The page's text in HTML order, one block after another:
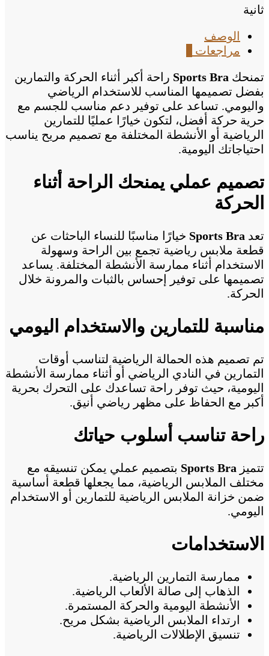
ثانية
الوصف
مراجعات
تمنحك Sports Bra راحة أكبر أثناء الحركة والتمارين
بفضل تصميمها المناسب للاستخدام الرياضي
واليومي. تساعد على توفير دعم مناسب للجسم مع
حرية حركة أفضل، لتكون خيارًا عمليًا للتمارين
الرياضية أو الأنشطة المختلفة مع تصميم مريح يناسب
احتياجاتك اليومية.
تصميم عملي يمنحك الراحة أثناء
الحركة
تعد Sports Bra خيارًا مناسبًا للنساء الباحثات عن
قطعة ملابس رياضية تجمع بين الراحة وسهولة
الاستخدام أثناء ممارسة الأنشطة المختلفة. يساعد
تصميمها على توفير إحساس بالثبات والمرونة خلال
الحركة.
مناسبة للتمارين والاستخدام اليومي
تم تصميم هذه الحمالة الرياضية لتناسب أوقات
التمارين في النادي الرياضي أو أثناء ممارسة الأنشطة
اليومية، حيث توفر راحة تساعدك على التحرك بحرية
أكبر مع الحفاظ على مظهر رياضي أنيق.
راحة تناسب أسلوب حياتك
تتميز Sports Bra بتصميم عملي يمكن تنسيقه مع
مختلف الملابس الرياضية، مما يجعلها قطعة أساسية
ضمن خزانة الملابس الرياضية للتمارين أو الاستخدام
اليومي.
الاستخدامات
ممارسة التمارين الرياضية.
الذهاب إلى صالة الألعاب الرياضية.
الأنشطة اليومية والحركة المستمرة.
ارتداء الملابس الرياضية بشكل مريح.
تنسيق الإطلالات الرياضية.